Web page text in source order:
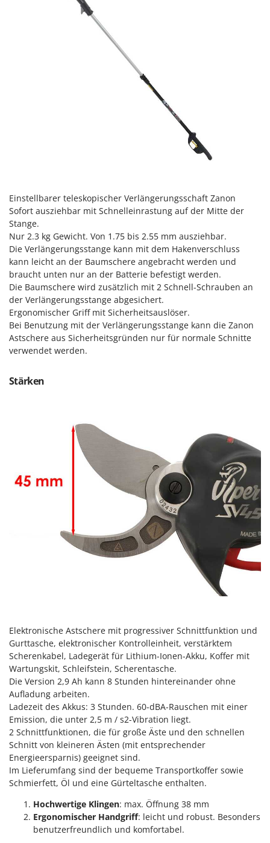
Rasenmäher
Rasensodenschneider
Rasentraktoren Aufsitzmäher
Rasentrimmer - Kantenschneider
Rasentrimmer - Motorsensen - Freischneider
Rührtöpfe mit Elektrischem Rührwerk
Scheibenpflüge
Schneefräsen
Schneeräumer
Schrotmühlen - elektrisch
Schwader für Traktoren
Schweißgeräte
Seilwinden - Motorseilwinden
Sichelmähwerke für Traktoren
Sichelmulcher für Traktoren
Sprühgeräte für Pflanzenbehandlung
Teppichreiniger und Teppichbodenreiniger
Thermische und mechanische Unkrautbrenner
Tomatenpressen
Traktor-Heckenscheren mit Ausleger
Umfüllpumpen
Vertikutierer
Vogelscheuchen - Vogelabwehr
W
Wasserpumpen
Wasserpumpen für Traktoren
Wein- und Obstpressen
Wein- und Ölschichtenfilter
Weitere Produkte
Wiesenwalzen für Traktor
Wippsägen
Wurstfüller
Ginko - MGM
H
Hailo
Helvi
Henx
HiKOKI
Honda
I
Idromatic
Il-Tec
Infaco
ITM
Keter
KitchenAid
Komo
L
Laica
Lampacrescia - MGM
Landxcape
LAR Casalinghi
Lavor
Linea VZ
Lisam
Lotusgrill
Einstellbarer teleskopischer Verlängerungsschaft Zanon
Sofort ausziehbar mit Schnelleinrastung auf der Mitte der
Stange.
Nur 2.3 kg Gewicht. Von 1.75 bis 2.55 mm ausziehbar.
Die Verlängerungsstange kann mit dem Hakenverschluss
kann leicht an der Baumschere angebracht werden und
braucht unten nur an der Batterie befestigt werden.
Die Baumschere wird zusätzlich mit 2 Schnell-Schrauben an
der Verlängerungsstange abgesichert.
Ergonomischer Griff mit Sicherheitsauslöser.
Bei Benutzung mit der Verlängerungsstange kann die Zanon
Astschere aus Sicherheitsgründen nur für normale Schnitte
verwendet werden.
Stärken
Elektronische Astschere mit progressiver Schnittfunktion und
Gurttasche, elektronischer Kontrolleinheit, verstärktem
Scherenkabel, Ladegerät für Lithium-Ionen-Akku, Koffer mit
Wartungskit, Schleifstein, Scherentasche.
Die Version 2,9 Ah kann 8 Stunden hintereinander ohne
Aufladung arbeiten.
Ladezeit des Akkus: 3 Stunden. 60-dBA-Rauschen mit einer
Emission, die unter 2,5 m / s2-Vibration liegt.
2 Schnittfunktionen, die für große Äste und den schnellen
Schnitt von kleineren Ästen (mit entsprechender
Energieersparnis) geeignet sind.
Im Lieferumfang sind der bequeme Transportkoffer sowie
Schmierfett, Öl und eine Gürteltasche enthalten.
Hochwertige Klingen: max. Öffnung 38 mm
Ergonomischer Handgriff: leicht und robust. Besonders
benutzerfreundlich und komfortabel.